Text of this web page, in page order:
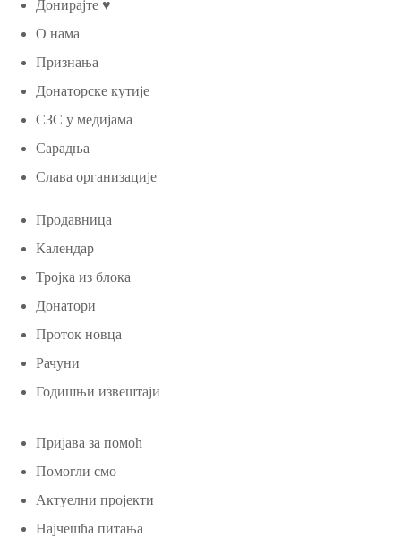
Донирајте ♥
О нама
Признања
Донаторске кутије
СЗС у медијама
Сарадња
Слава организације
Продавница
Календар
Тројка из блока
Донатори
Проток новца
Рачуни
Годишњи извештаји
Пријава за помоћ
Помогли смо
Актуелни пројекти
Најчешћа питања